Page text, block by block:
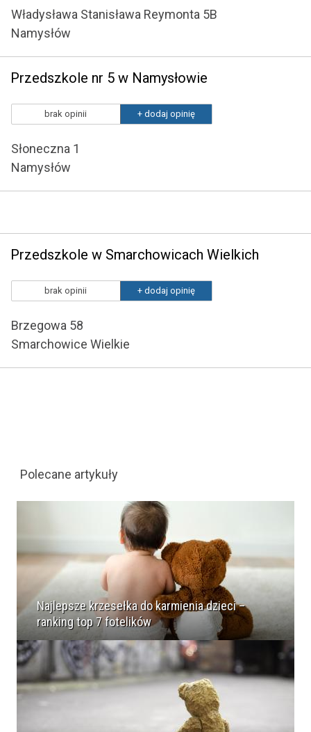
Władysława Stanisława Reymonta 5B
Namysłów
Przedszkole nr 5 w Namysłowie
brak opinii + dodaj opinię
Słoneczna 1
Namysłów
Przedszkole w Smarchowicach Wielkich
brak opinii + dodaj opinię
Brzegowa 58
Smarchowice Wielkie
Polecane artykuły
Najlepsze krzesełka do karmienia dzieci –
ranking top 7 fotelików